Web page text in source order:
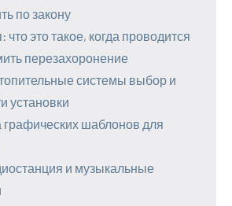
по закону
что это такое, когда проводится
перезахоронение
системы выбор и
установки
графических шаблонов для
и музыкальные